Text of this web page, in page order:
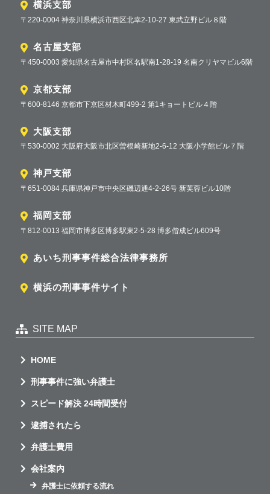
横浜支部
〒220-0004 神奈川県横浜市西区北幸2-10-27 東武立野ビル８階
名古屋支部
〒450-0003 愛知県名古屋市中村区名駅南1-28-19 名南クリヤマビル6階
京都支部
〒600-8146 京都市下京区材木町499-2 第1キョートビル４階
大阪支部
〒530-0002 大阪府大阪市北区曽根崎新地2-6-12 大阪小学館ビル７階
神戸支部
〒651-0084 兵庫県神戸市中央区磯辺通4-2-26号 新芙蓉ビル10階
福岡支部
〒812-0013 福岡市博多区博多駅東2-5-28 博多偕成ビル609号
あいち刑事事件総合法律事務所
横浜の刑事事件サイト
SITE MAP
HOME
刑事事件に強い弁護士
スピード解決 24時間受付
逮捕されたら
弁護士費用
会社案内
弁護士に依頼する流れ